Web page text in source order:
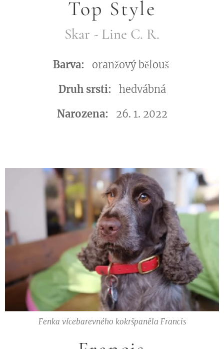
Top Style
Skar - Line C. R.
Barva: oranžový bělouš
Druh srsti: hedvábná
Narozena: 26. 1. 2022
Fenka vícebarevného kokršpaněla Francis